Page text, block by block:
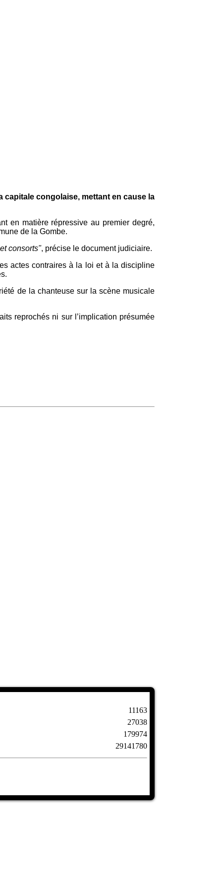
capitale congolaise, mettant en cause la
en matière répressive au premier degré,
de la Gombe.
consorts", précise le document judiciaire.
actes contraires à la loi et à la discipline
de la chanteuse sur la scène musicale
reprochés ni sur l’implication présumée
11163
27038
179974
29141780